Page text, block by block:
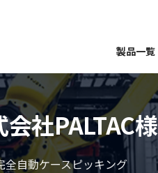
製品一覧
会社PALTAC様
全自動ケースピッキング